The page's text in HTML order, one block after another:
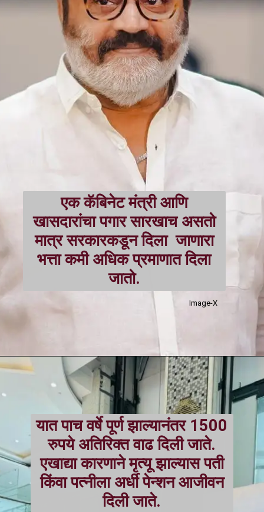
एक कॅबिनेट मंत्री आणि
खासदारांचा पगार सारखाच असतो
मात्र सरकारकडून दिला जाणारा
भत्ता कमी अधिक प्रमाणात दिला
जातो.
Image-X
यात पाच वर्षे पूर्ण झाल्यानंतर 1500
रुपये अतिरिक्त वाढ दिली जाते.
एखाद्या कारणाने मृत्यू झाल्यास पती
किंवा पत्नीला अर्धी पेन्शन आजीवन
दिली जाते.